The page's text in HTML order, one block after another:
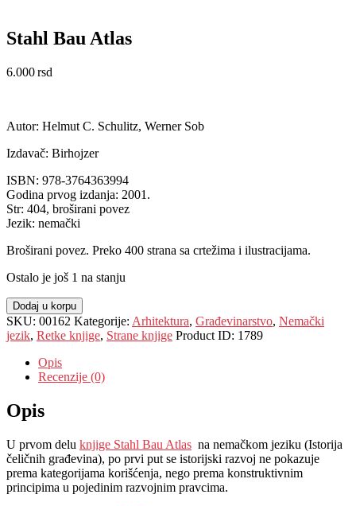
Stahl Bau Atlas
6.000rsd
Autor: Helmut C. Schulitz, Werner Sob
Izdavač: Birhojzer
ISBN: 978-3764363994
Godina prvog izdanja: 2001.
Str: 404, broširani povez
Jezik: nemački
Broširani povez. Preko 400 strana sa crtežima i ilustracijama.
Ostalo je još 1 na stanju
Dodaj u korpu
SKU: 00162 Kategorije: Arhitektura, Građevinarstvo, Nemački
jezik, Retke knjige, Strane knjige Product ID: 1789
Opis
Recenzije (0)
Opis
U prvom delu knjige Stahl Bau Atlas na nemačkom jeziku (Istorija
čeličnih građevina), po prvi put se istorijski razvoj ne pokazuje
prema kategorijama korišćenja, nego prema konstruktivnim
principima u pojedinim razvojnim pravcima.